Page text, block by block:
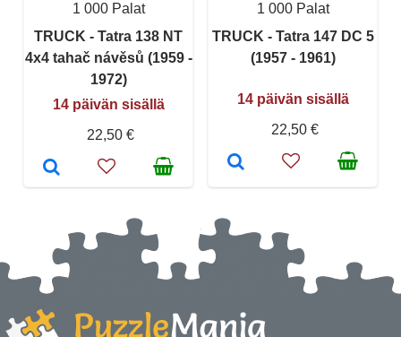
1 000 Palat
TRUCK - Tatra 138 NT
4x4 tahač návěsů (1959 -
1972)
14 päivän sisällä
22,50 €
1 000 Palat
TRUCK - Tatra 147 DC 5
(1957 - 1961)
14 päivän sisällä
22,50 €